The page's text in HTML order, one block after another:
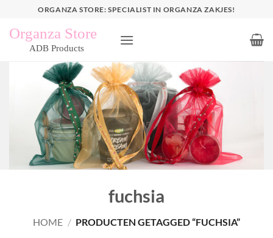
inhoud
ORGANZA STORE: SPECIALIST IN ORGANZA ZAKJES!
fuchsia
HOME / PRODUCTEN GETAGGED “FUCHSIA”